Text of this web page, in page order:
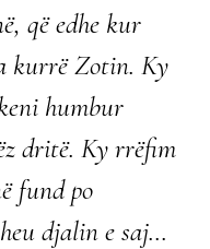
që edhe kur
kurrë Zotin. Ky
humbur
dritë. Ky rrëfim
fund po
djalin e saj…